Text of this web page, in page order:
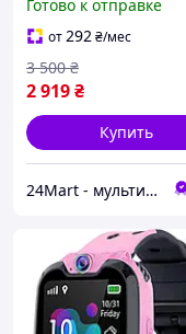
влагозащитой (Black)+
Защитная пленка
Готово к отправке
от292₴/мес
2 919₴
3 500 ₴
Купить
24Mart - мультибрендовый интернет магазин